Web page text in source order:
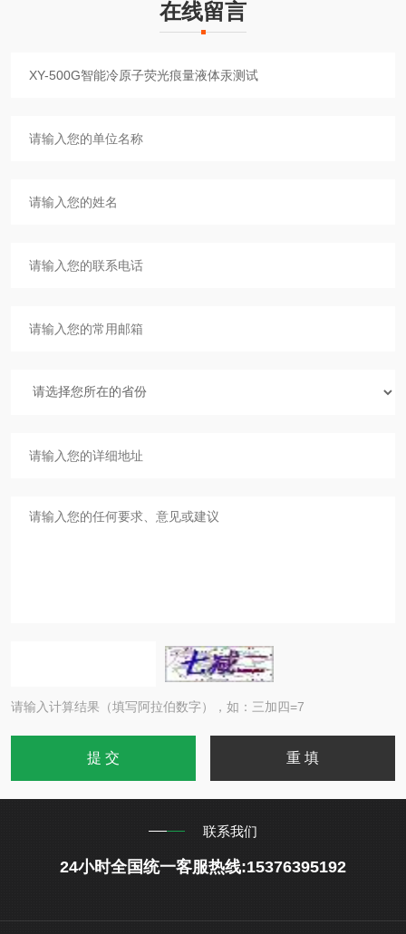
在线留言
请输入计算结果（填写阿拉伯数字），如：三加四=7
联系我们
24小时全国统一客服热线:15376395192